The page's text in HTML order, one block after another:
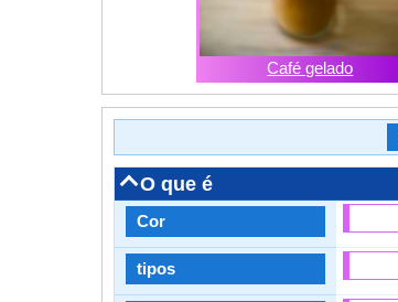
Café gelado
O que é
Cor
tipos